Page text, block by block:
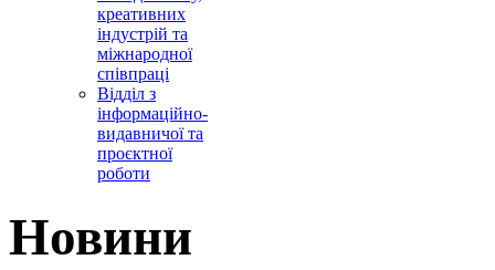
креативних
індустрій та
міжнародної
співпраці
Відділ з
інформаційно-
видавничої та
проєктної
роботи
Новини